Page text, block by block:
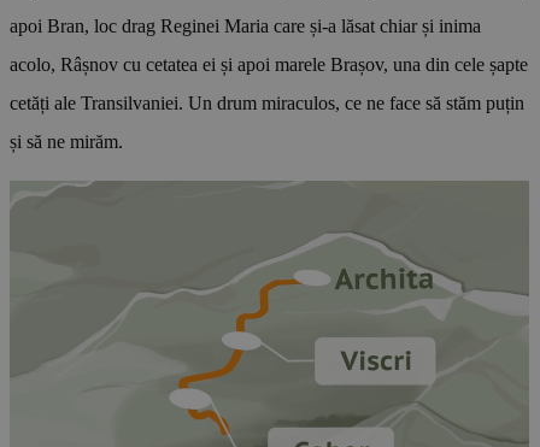
apoi Bran, loc drag Reginei Maria care și‑a lăsat chiar și inima
acolo, Râșnov cu cetatea ei și apoi marele Brașov, una din cele șapte
cetăți ale Transilvaniei. Un drum miraculos, ce ne face să stăm puțin
și să ne mirăm.